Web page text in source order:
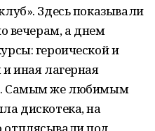
Здесь показывали
вечерам, а днем
героической и
иная лагерная
Самым же любимым
дискотека, на